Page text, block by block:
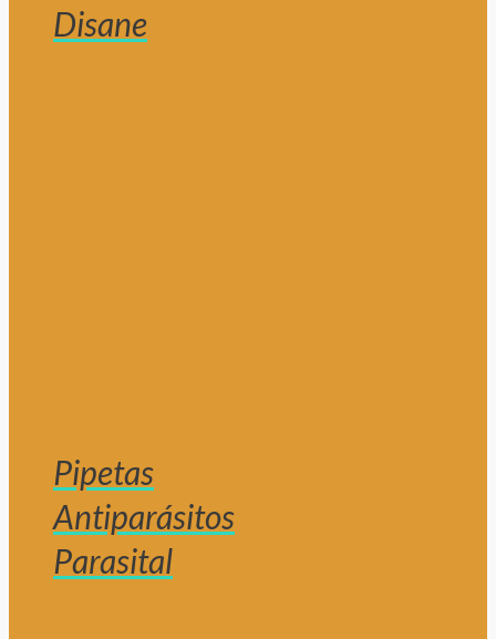
Disane
Pipetas
Antiparásitos
Parasital